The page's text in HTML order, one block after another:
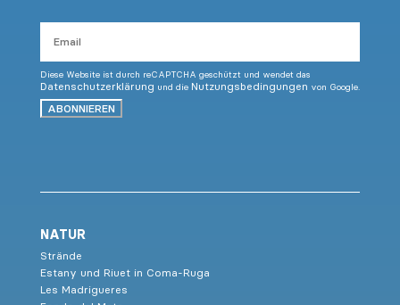
Diese Website ist durch reCAPTCHA geschützt und wendet das
Datenschutzerklärung und die Nutzungsbedingungen von Google.
ABONNIEREN
NATUR
Strände
Estany und Riuet in Coma-Ruga
Les Madrigueres